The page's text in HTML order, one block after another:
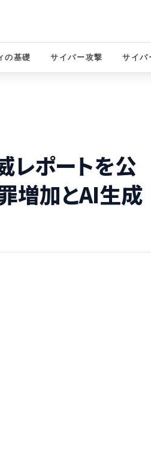
の基礎 サイバー攻撃 サイバ
レポートを公
増加とAI生成